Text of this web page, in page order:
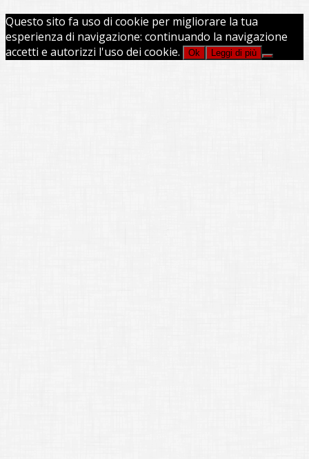
Questo sito fa uso di cookie per migliorare la tua
esperienza di navigazione: continuando la navigazione
accetti e autorizzi l'uso dei cookie.
Ok Leggi di più